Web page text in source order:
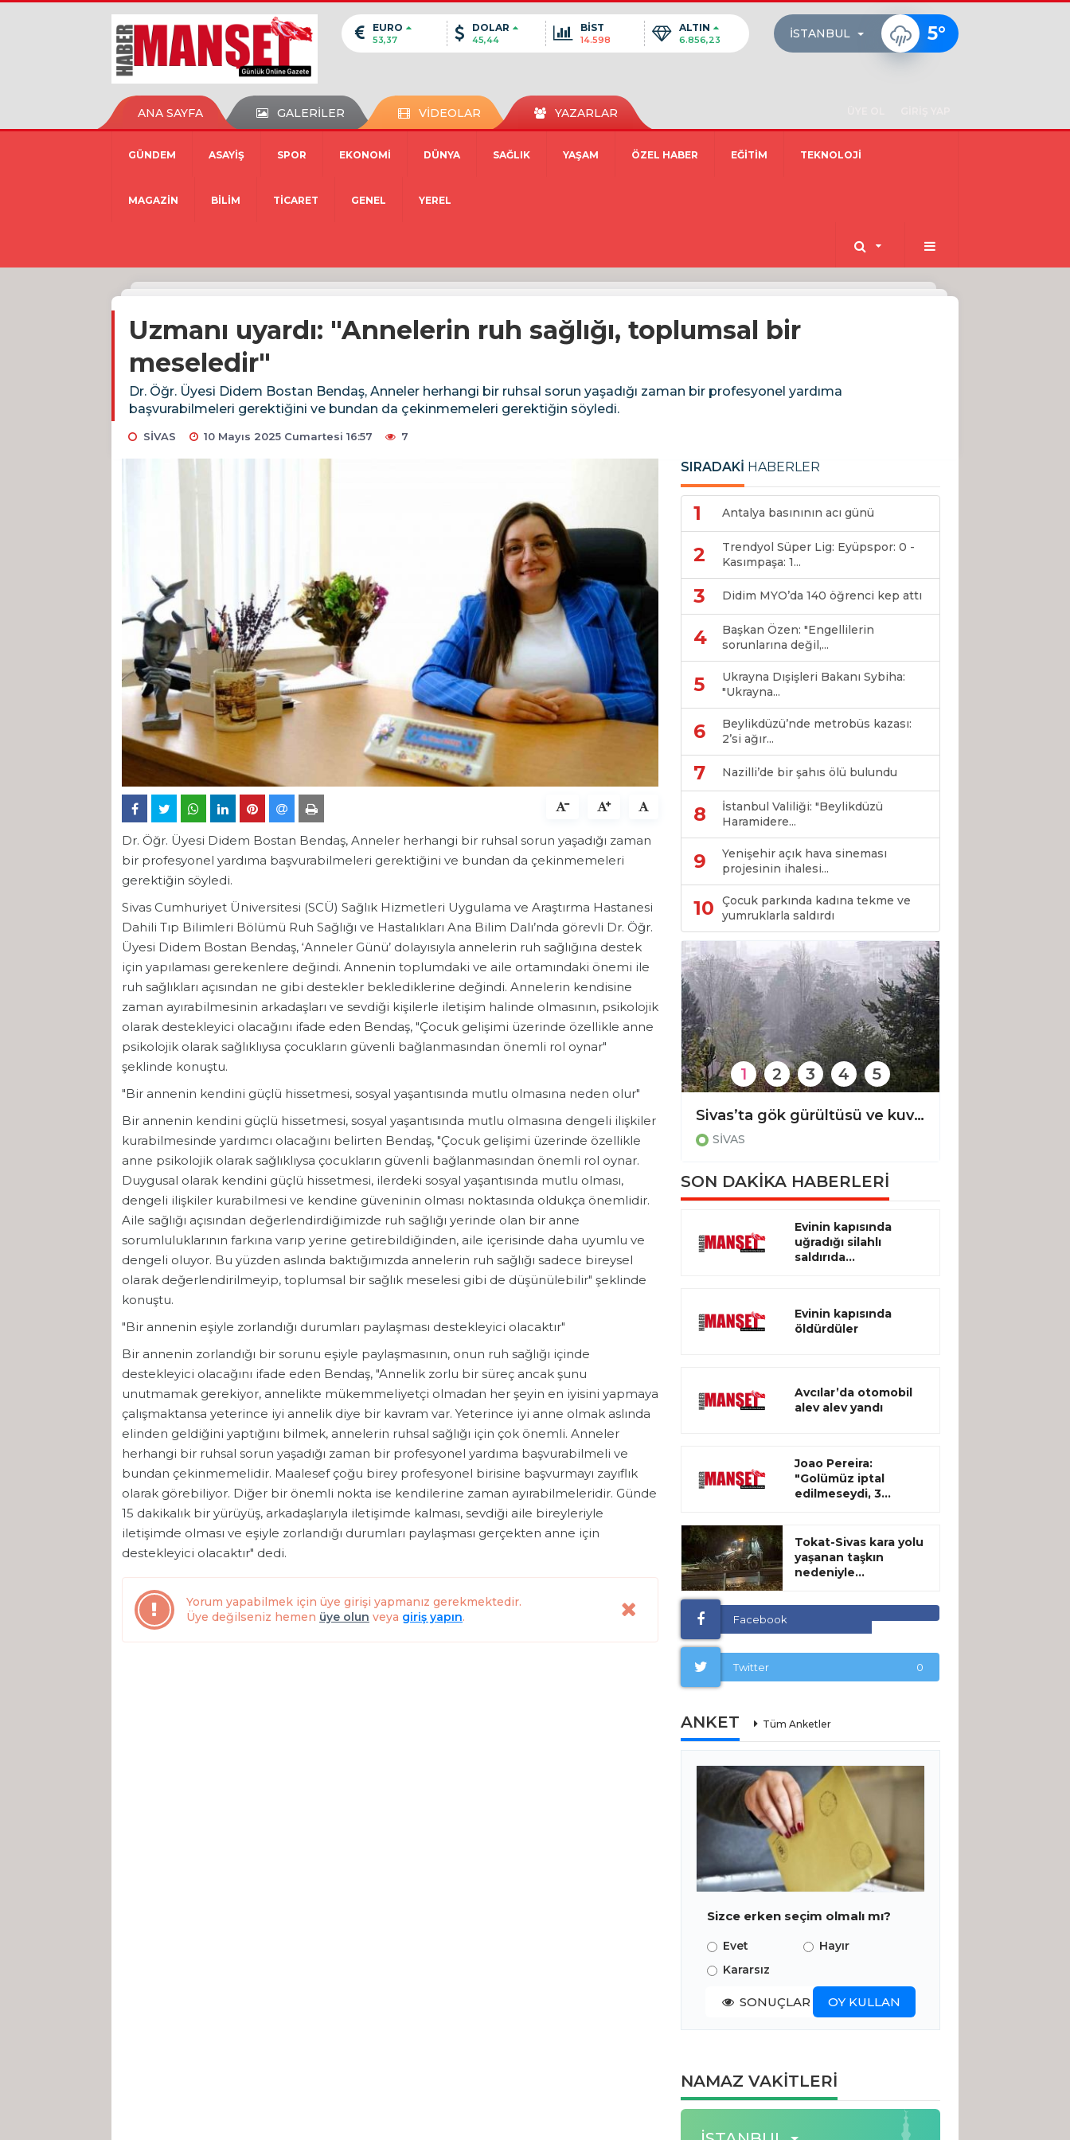
EURO
53,37
DOLAR
45,44
BİST
14.598
ALTIN
6.856,23 İSTANBUL 5°
ANA SAYFA GALERİLER VİDEOLAR YAZARLAR
GÜNDEM ASAYİŞ SPOR EKONOMİ DÜNYA SAĞLIK YAŞAM ÖZEL HABER EĞİTİM TEKNOLOJİ
MAGAZİN BİLİM TİCARET GENEL YEREL
Uzmanı uyardı: "Annelerin ruh sağlığı, toplumsal bir
meseledir"
Dr. Öğr. Üyesi Didem Bostan Bendaş, Anneler herhangi bir ruhsal sorun yaşadığı zaman bir profesyonel yardıma
başvurabilmeleri gerektiğini ve bundan da çekinmemeleri gerektiğin söyledi.
SİVAS 10 Mayıs 2025 Cumartesi 16:57 7
Dr. Öğr. Üyesi Didem Bostan Bendaş, Anneler herhangi bir ruhsal sorun yaşadığı zaman
bir profesyonel yardıma başvurabilmeleri gerektiğini ve bundan da çekinmemeleri
gerektiğin söyledi.
Sivas Cumhuriyet Üniversitesi (SCÜ) Sağlık Hizmetleri Uygulama ve Araştırma Hastanesi
Dahili Tıp Bilimleri Bölümü Ruh Sağlığı ve Hastalıkları Ana Bilim Dalı’nda görevli Dr. Öğr.
Üyesi Didem Bostan Bendaş, ‘Anneler Günü’ dolayısıyla annelerin ruh sağlığına destek
için yapılaması gerekenlere değindi. Annenin toplumdaki ve aile ortamındaki önemi ile
ruh sağlıkları açısından ne gibi destekler beklediklerine değindi. Annelerin kendisine
zaman ayırabilmesinin arkadaşları ve sevdiği kişilerle iletişim halinde olmasının, psikolojik
olarak destekleyici olacağını ifade eden Bendaş, "Çocuk gelişimi üzerinde özellikle anne
psikolojik olarak sağlıklıysa çocukların güvenli bağlanmasından önemli rol oynar"
şeklinde konuştu.
"Bir annenin kendini güçlü hissetmesi, sosyal yaşantısında mutlu olmasına neden olur"
Bir annenin kendini güçlü hissetmesi, sosyal yaşantısında mutlu olmasına dengeli ilişkiler
kurabilmesinde yardımcı olacağını belirten Bendaş, "Çocuk gelişimi üzerinde özellikle
anne psikolojik olarak sağlıklıysa çocukların güvenli bağlanmasından önemli rol oynar.
Duygusal olarak kendini güçlü hissetmesi, ilerdeki sosyal yaşantısında mutlu olması,
dengeli ilişkiler kurabilmesi ve kendine güveninin olması noktasında oldukça önemlidir.
Aile sağlığı açısından değerlendirdiğimizde ruh sağlığı yerinde olan bir anne
sorumluluklarının farkına varıp yerine getirebildiğinden, aile içerisinde daha uyumlu ve
dengeli oluyor. Bu yüzden aslında baktığımızda annelerin ruh sağlığı sadece bireysel
olarak değerlendirilmeyip, toplumsal bir sağlık meselesi gibi de düşünülebilir" şeklinde
konuştu.
"Bir annenin eşiyle zorlandığı durumları paylaşması destekleyici olacaktır"
Bir annenin zorlandığı bir sorunu eşiyle paylaşmasının, onun ruh sağlığı içinde
destekleyici olacağını ifade eden Bendaş, "Annelik zorlu bir süreç ancak şunu
unutmamak gerekiyor, annelikte mükemmeliyetçi olmadan her şeyin en iyisini yapmaya
çalışmaktansa yeterince iyi annelik diye bir kavram var. Yeterince iyi anne olmak aslında
elinden geldiğini yaptığını bilmek, annelerin ruhsal sağlığı için çok önemli. Anneler
herhangi bir ruhsal sorun yaşadığı zaman bir profesyonel yardıma başvurabilmeli ve
bundan çekinmemelidir. Maalesef çoğu birey profesyonel birisine başvurmayı zayıflık
olarak görebiliyor. Diğer bir önemli nokta ise kendilerine zaman ayırabilmeleridir. Günde
15 dakikalık bir yürüyüş, arkadaşlarıyla iletişimde kalması, sevdiği aile bireyleriyle
iletişimde olması ve eşiyle zorlandığı durumları paylaşması gerçekten anne için
destekleyici olacaktır" dedi.
Yorum yapabilmek için üye girişi yapmanız gerekmektedir.
Üye değilseniz hemen üye olun veya giriş yapın.
SIRADAKİ HABERLER
1 Antalya basınının acı günü
2
Trendyol Süper Lig: Eyüpspor: 0 -
Kasımpaşa: 1...
3 Didim MYO’da 140 öğrenci kep attı
4
Başkan Özen: "Engellilerin
sorunlarına değil,...
5
Ukrayna Dışişleri Bakanı Sybiha:
"Ukrayna...
6
Beylikdüzü’nde metrobüs kazası:
2’si ağır...
7 Nazilli’de bir şahıs ölü bulundu
8
İstanbul Valiliği: "Beylikdüzü
Haramidere...
9
Yenişehir açık hava sineması
projesinin ihalesi...
10
Çocuk parkında kadına tekme ve
yumruklarla saldırdı
Sivas Belediyesi’nden kaldırım işgallerine karşı sıkı denetim
SİVAS
Sivas’ta gök gürültüsü ve kuvvetli yağış etkili oldu
SİVAS
1 2 3 4 5
SON DAKİKA HABERLERİ
Evinin kapısında
uğradığı silahlı
saldırıda...
Evinin kapısında
öldürdüler
Avcılar’da otomobil
alev alev yandı
Joao Pereira:
"Golümüz iptal
edilmeseydi, 3...
Tokat-Sivas kara yolu
yaşanan taşkın
nedeniyle...
Facebook
Twitter 0
ANKET Tüm Anketler
Sizce erken seçim olmalı mı?
Evet
Hayır
Kararsız
SONUÇLAR OY KULLAN
NAMAZ VAKİTLERİ